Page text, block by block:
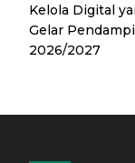
Kelola Digital
Gelar
2026/2027